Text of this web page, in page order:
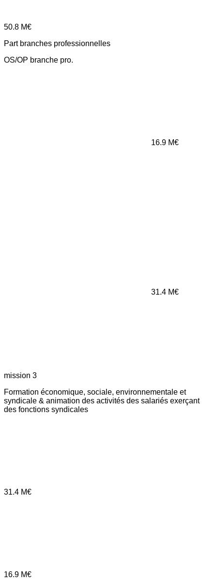
50.8 M€
Part branches professionnelles
OS/OP branche pro.
16.9 M€
31.4 M€
mission 3
Formation économique, sociale, environnementale et
syndicale & animation des activités des salariés exerçant
des fonctions syndicales
31.4 M€
16.9 M€